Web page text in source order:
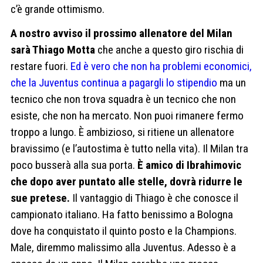
c’è grande ottimismo.
A nostro avviso il prossimo allenatore del Milan
sarà Thiago Motta che anche a questo giro rischia di
restare fuori. Ed è vero che non ha problemi economici,
che la Juventus continua a pagargli lo stipendio ma un
tecnico che non trova squadra è un tecnico che non
esiste, che non ha mercato. Non puoi rimanere fermo
troppo a lungo. È ambizioso, si ritiene un allenatore
bravissimo (e l’autostima è tutto nella vita). Il Milan tra
poco busserà alla sua porta. È amico di Ibrahimovic
che dopo aver puntato alle stelle, dovrà ridurre le
sue pretese. Il vantaggio di Thiago è che conosce il
campionato italiano. Ha fatto benissimo a Bologna
dove ha conquistato il quinto posto e la Champions.
Male, diremmo malissimo alla Juventus. Adesso è a